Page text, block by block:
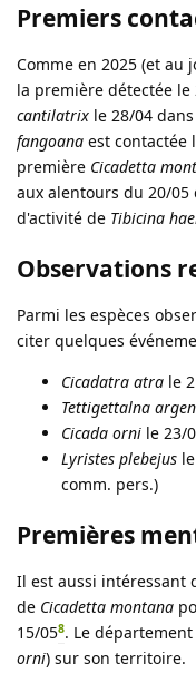
Premiers
Comme en 2025 (et au
la première détectée le
cantilatrix le 28/04
fangoana est contactée
première Cicadetta
aux alentours du 20/
d'activité de Tibicina
Observations
Parmi les espèces
citer quelques
Cicadatra atra le
Tettigettalna
Cicada orni le 23/
Lyristes plebejus
comm. pers.)
Premières
Il est aussi intéressant
de Cicadetta montana
15/058. Le
orni) sur son territoire.